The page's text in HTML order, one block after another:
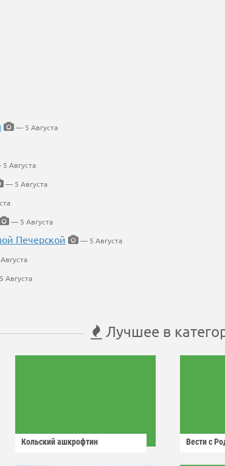
— 5 Августа
Августа
— 5 Августа
— 5 Августа
Печерской
— 5 Августа
Августа
Лучшее в
Кольский ашкрофтин Вести с